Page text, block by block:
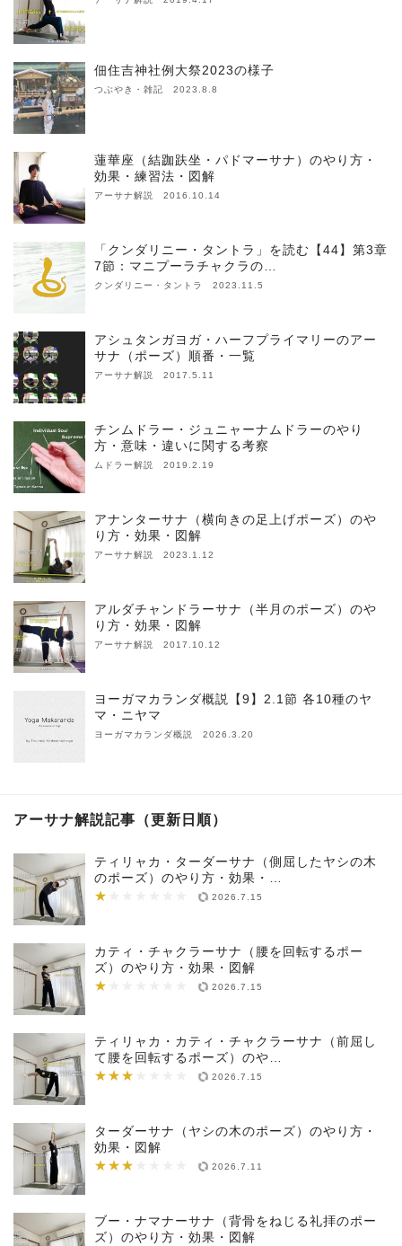
佃住吉神社例大祭2023の様子
つぶやき・雑記 2023.8.8
蓮華座（結跏趺坐・パドマーサナ）のやり方・
効果・練習法・図解
アーサナ解説 2016.10.14
「クンダリニー・タントラ」を読む【44】第3章
7節：マニプーラチャクラの…
クンダリニー・タントラ 2023.11.5
アシュタンガヨガ・ハーフプライマリーのアー
サナ（ポーズ）順番・一覧
アーサナ解説 2017.5.11
チンムドラー・ジュニャーナムドラーのやり
方・意味・違いに関する考察
ムドラー解説 2019.2.19
アナンターサナ（横向きの足上げポーズ）のや
り方・効果・図解
アーサナ解説 2023.1.12
アルダチャンドラーサナ（半月のポーズ）のや
り方・効果・図解
アーサナ解説 2017.10.12
ヨーガマカランダ概説【9】2.1節 各10種のヤ
マ・ニヤマ
ヨーガマカランダ概説 2026.3.20
アーサナ解説記事（更新日順）
ティリャカ・ターダーサナ（側屈したヤシの木
のポーズ）のやり方・効果・…
★
★★★★★★★ 2026.7.15
カティ・チャクラーサナ（腰を回転するポー
ズ）のやり方・効果・図解
★
★★★★★★★ 2026.7.15
ティリャカ・カティ・チャクラーサナ（前屈し
て腰を回転するポーズ）のや…
★★★
★★★★★★★ 2026.7.15
ターダーサナ（ヤシの木のポーズ）のやり方・
効果・図解
★★★
★★★★★★★ 2026.7.11
ブー・ナマナーサナ（背骨をねじる礼拝のポー
ズ）のやり方・効果・図解